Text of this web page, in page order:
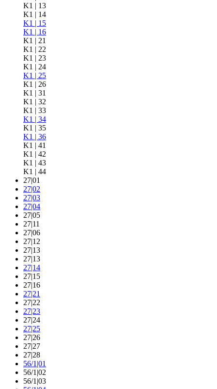
K1 | 13
K1 | 14
K1 | 15
K1 | 16
K1 | 21
K1 | 22
K1 | 23
K1 | 24
K1 | 25
K1 | 26
K1 | 31
K1 | 32
K1 | 33
K1 | 34
K1 | 35
K1 | 36
K1 | 41
K1 | 42
K1 | 43
K1 | 44
27|01
27|02
27|03
27|04
27|05
27|11
27|06
27|12
27|13
27|13
27|14
27|15
27|16
27|21
27|22
27|23
27|24
27|25
27|26
27|27
27|28
56/1|01
56/1|02
56/1|03